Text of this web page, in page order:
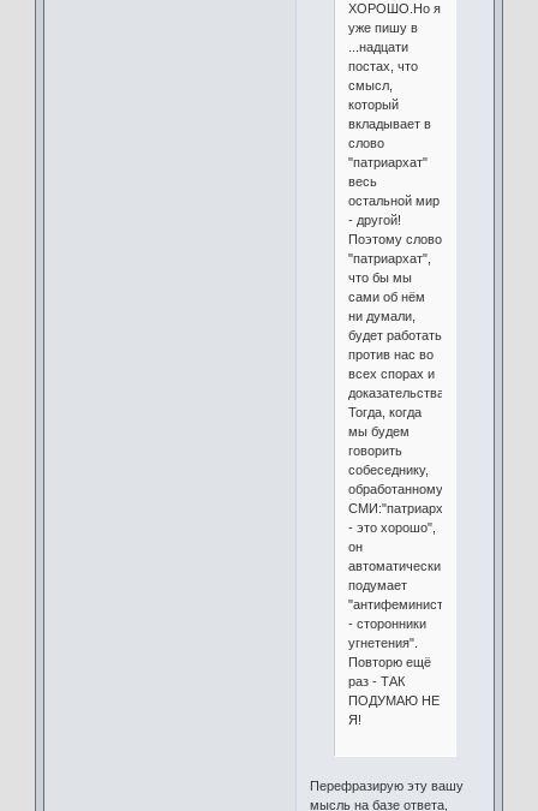
ХОРОШО.Но я
уже пишу в
...надцати
постах, что
смысл,
который
вкладывает в
слово
"патриархат"
весь
остальной мир
- другой!
Поэтому слово
"патриархат",
что бы мы
сами об нём
ни думали,
будет работать
против нас во
всех спорах и
доказательствах.
Тогда, когда
мы будем
говорить
собеседнику,
обработанному
СМИ:"патриархат
- это хорошо",
он
автоматически
подумает
"антифеминисты
- сторонники
угнетения".
Повторю ещё
раз - ТАК
ПОДУМАЮ НЕ
Я!
Перефразирую эту вашу
мысль на базе ответа,